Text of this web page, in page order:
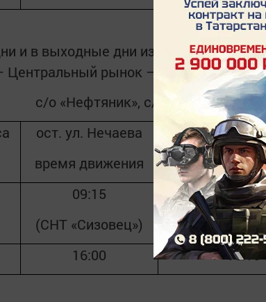
и в выходные дни из 4 мкр. по
рынок – Поликлиника –
с/о «Нефтяник», с/о «Сизовец»
ост. ул. Нечаева
время движения
ост. с/о
время
09:15
(СНТ «Сизовец»)
09:30
16:00 16:15